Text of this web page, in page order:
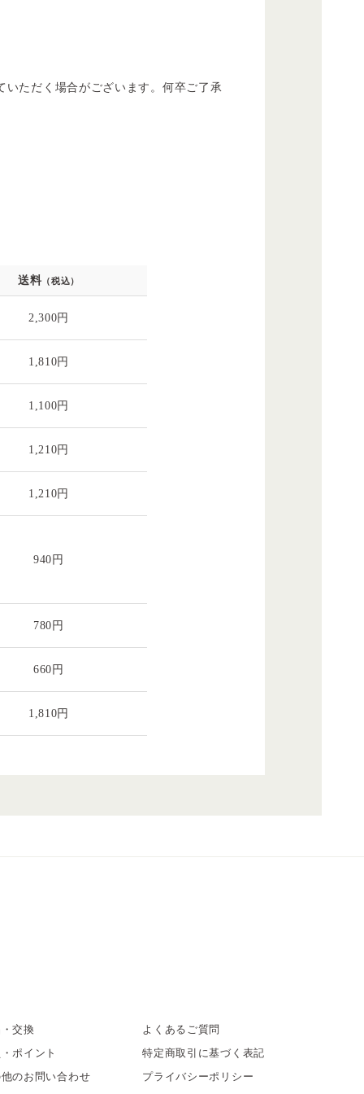
ただく場合がございます。何卒ご了承
送料 （税込）
2,300円
1,810円
1,100円
1,210円
1,210円
940円
780円
660円
1,810円
交換
ポイント
のお問い合わせ
よくあるご質問
特定商取引に基づく表記
プライバシーポリシー